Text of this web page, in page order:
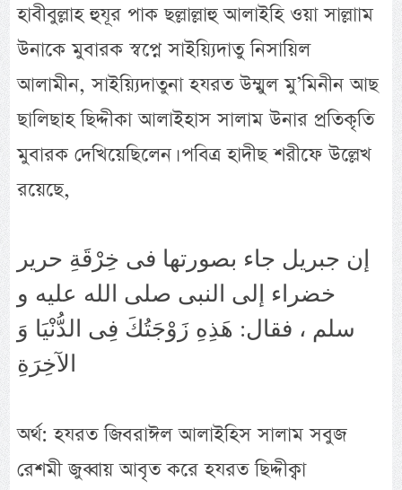
হাবীবুল্লাহ হুযূর পাক ছল্লাল্লাহু আলাইহি ওয়া সাল্লাাম
উনাকে মুবারক স্বপ্নে সাইয়্যিদাতু নিসায়িল
আলামীন, সাইয়্যিদাতুনা হযরত উম্মুল মু’মিনীন আছ
ছালিছাহ ছিদ্দীকা আলাইহাস সালাম উনার প্রতিকৃতি
মুবারক দেখিয়েছিলেন। পবিত্র হাদীছ শরীফে উল্লেখ
রয়েছে,
إن جبريل جاء بصورتها فى خِرْقَةِ حرير
خضراء إلى النبى صلى الله عليه و
سلم ، فقال: هَذِهِ زَوْجَتُكَ فِى الدُّنْيَا وَ
الآخِرَةِ
অর্থ: হযরত জিবরাঈল আলাইহিস সালাম সবুজ
রেশমী জুব্বায় আবৃত করে হযরত ছিদ্দীক্বা